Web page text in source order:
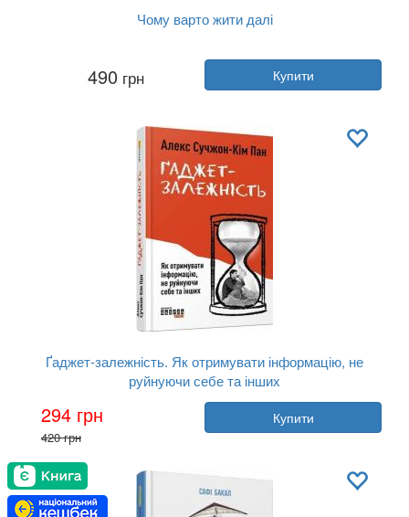
Чому варто жити далі
Метт Гейґ
Видавництво:Фабула
Мова:Українська
490 грн Купити
Ґаджет-залежність. Як отримувати інформацію, не
руйнуючи себе та інших
Алекс Сучжон-Кім Пан
Видавництво:Фабула
294 грн
420 грн
Купити